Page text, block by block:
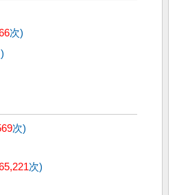
次)
次)
次)